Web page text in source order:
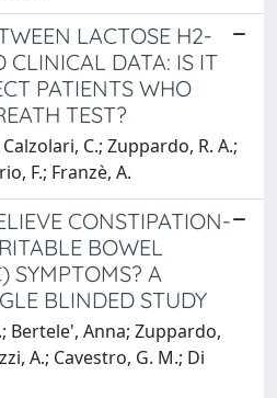
LACTOSE H2-
CLINICAL DATA: IS IT
PATIENTS WHO
TEST?
C.; Zuppardo, R. A.;
F.; Franzè, A.
CONSTIPATION-
BOWEL
SYMPTOMS? A
BLINDED STUDY
Bertele', Anna; Zuppardo,
A.; Cavestro, G. M.; Di